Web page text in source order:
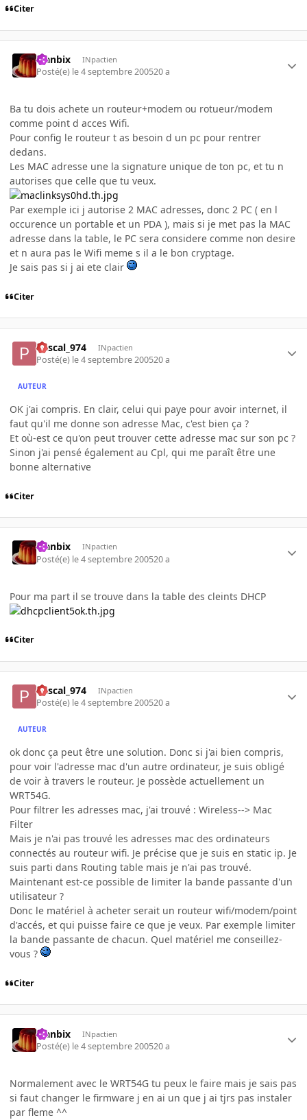
Citer
Flanbix INpactien
Posté(e) le 4 septembre 200520 a
Ba tu dois achete un routeur+modem ou rotueur/modem
comme point d acces Wifi.
Pour config le routeur t as besoin d un pc pour rentrer
dedans.
Les MAC adresse une la signature unique de ton pc, et tu n
autorises que celle que tu veux.
Par exemple ici j autorise 2 MAC adresses, donc 2 PC ( en l
occurence un portable et un PDA ), mais si je met pas la MAC
adresse dans la table, le PC sera considere comme non desire
et n aura pas le Wifi meme s il a le bon cryptage.
Je sais pas si j ai ete clair
Citer
Pascal_974 INpactien
Posté(e) le 4 septembre 200520 a
AUTEUR
OK j'ai compris. En clair, celui qui paye pour avoir internet, il
faut qu'il me donne son adresse Mac, c'est bien ça ?
Et où-est ce qu'on peut trouver cette adresse mac sur son pc ?
Sinon j'ai pensé également au Cpl, qui me paraît être une
bonne alternative
Citer
Flanbix INpactien
Posté(e) le 4 septembre 200520 a
Pour ma part il se trouve dans la table des cleints DHCP
Citer
Pascal_974 INpactien
Posté(e) le 4 septembre 200520 a
AUTEUR
ok donc ça peut être une solution. Donc si j'ai bien compris,
pour voir l'adresse mac d'un autre ordinateur, je suis obligé
de voir à travers le routeur. Je possède actuellement un
WRT54G.
Pour filtrer les adresses mac, j'ai trouvé : Wireless--> Mac
Filter
Mais je n'ai pas trouvé les adresses mac des ordinateurs
connectés au routeur wifi. Je précise que je suis en static ip. Je
suis parti dans Routing table mais je n'ai pas trouvé.
Maintenant est-ce possible de limiter la bande passante d'un
utilisateur ?
Donc le matériel à acheter serait un routeur wifi/modem/point
d'accés, et qui puisse faire ce que je veux. Par exemple limiter
la bande passante de chacun. Quel matériel me conseillez-
vous ?
Citer
Flanbix INpactien
Posté(e) le 4 septembre 200520 a
Normalement avec le WRT54G tu peux le faire mais je sais pas
si faut changer le firmware j en ai un que j ai tjrs pas instaler
par fleme ^^